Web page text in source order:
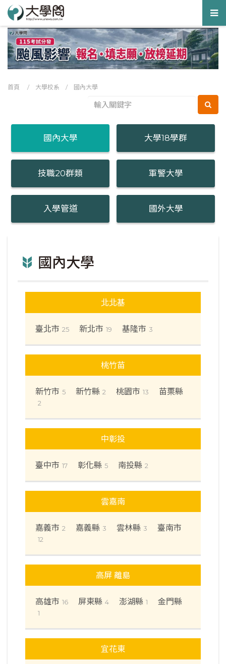
首頁 / 大學校系 / 國內大學
國內大學 大學18學群
技職20群類 軍警大學
入學管道 國外大學
國內大學
北北基
臺北市 25 新北市 19 基隆市 3
桃竹苗
新竹市 5 新竹縣 2 桃園市 13 苗栗縣
2
中彰投
臺中市 17 彰化縣 5 南投縣 2
雲嘉南
嘉義市 2 嘉義縣 3 雲林縣 3 臺南市
12
高屏 離島
高雄市 16 屏東縣 4 澎湖縣 1 金門縣
1
宜花東